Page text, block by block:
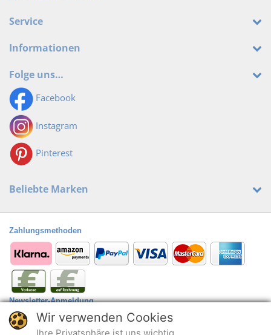
Service
Informationen
Folge uns…
Facebook
Instagram
Pinterest
Beliebte Marken
Zahlungsmethoden
Newsletter-Anmeldung
@
Wir verwenden Cookies